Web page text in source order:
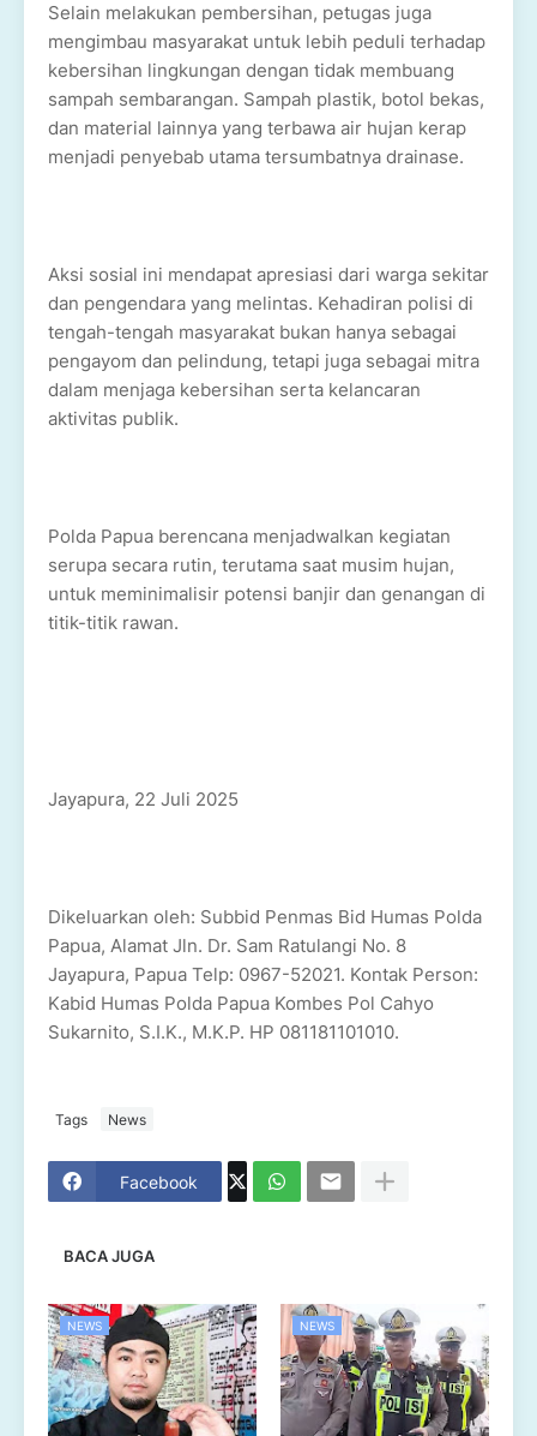
Selain melakukan pembersihan, petugas juga
mengimbau masyarakat untuk lebih peduli terhadap
kebersihan lingkungan dengan tidak membuang
sampah sembarangan. Sampah plastik, botol bekas,
dan material lainnya yang terbawa air hujan kerap
menjadi penyebab utama tersumbatnya drainase.
Aksi sosial ini mendapat apresiasi dari warga sekitar
dan pengendara yang melintas. Kehadiran polisi di
tengah-tengah masyarakat bukan hanya sebagai
pengayom dan pelindung, tetapi juga sebagai mitra
dalam menjaga kebersihan serta kelancaran
aktivitas publik.
Polda Papua berencana menjadwalkan kegiatan
serupa secara rutin, terutama saat musim hujan,
untuk meminimalisir potensi banjir dan genangan di
titik-titik rawan.
Jayapura, 22 Juli 2025
Dikeluarkan oleh: Subbid Penmas Bid Humas Polda
Papua, Alamat Jln. Dr. Sam Ratulangi No. 8
Jayapura, Papua Telp: 0967-52021. Kontak Person:
Kabid Humas Polda Papua Kombes Pol Cahyo
Sukarnito, S.I.K., M.K.P. HP 081181101010.
Tags News
Facebook
BACA JUGA
NEWS NEWS